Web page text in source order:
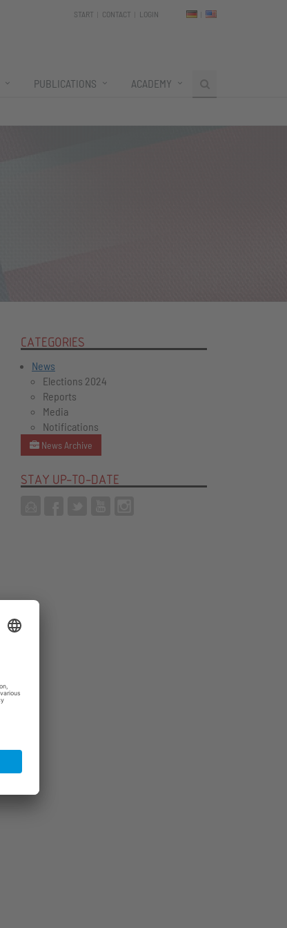
START CONTACT LOGIN
PUBLICATIONS ACADEMY
CATEGORIES
News
Elections 2024
Reports
Media
Notifications
News Archive
STAY UP-TO-DATE